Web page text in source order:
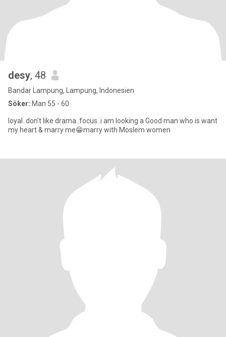
desy, 48
Bandar Lampung, Lampung, Indonesien
Söker: Man 55 - 60
loyal..don't like drama..focus..i am looking a Good man who is want
my heart & marry me😁marry with Moslem women